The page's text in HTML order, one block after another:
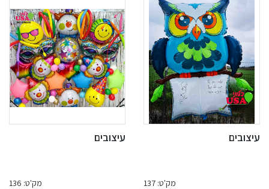
עיצובים
מק'ט: 137
עיצובים
מק'ט: 136